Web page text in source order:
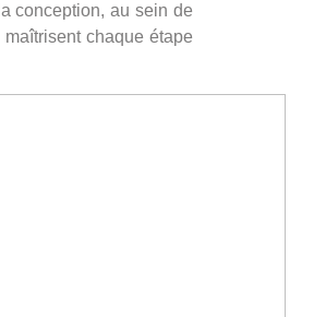
conception, au sein de
chaque étape